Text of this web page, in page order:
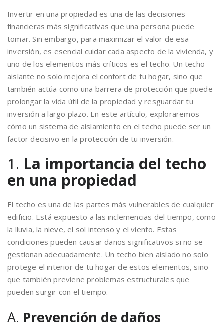
Invertir en una propiedad es una de las decisiones
financieras más significativas que una persona puede
tomar. Sin embargo, para maximizar el valor de esa
inversión, es esencial cuidar cada aspecto de la vivienda, y
uno de los elementos más críticos es el techo. Un techo
aislante no solo mejora el confort de tu hogar, sino que
también actúa como una barrera de protección que puede
prolongar la vida útil de la propiedad y resguardar tu
inversión a largo plazo. En este artículo, exploraremos
cómo un sistema de aislamiento en el techo puede ser un
factor decisivo en la protección de tu inversión.
1. La importancia del techo
en una propiedad
El techo es una de las partes más vulnerables de cualquier
edificio. Está expuesto a las inclemencias del tiempo, como
la lluvia, la nieve, el sol intenso y el viento. Estas
condiciones pueden causar daños significativos si no se
gestionan adecuadamente. Un techo bien aislado no solo
protege el interior de tu hogar de estos elementos, sino
que también previene problemas estructurales que
pueden surgir con el tiempo.
A. Prevención de daños